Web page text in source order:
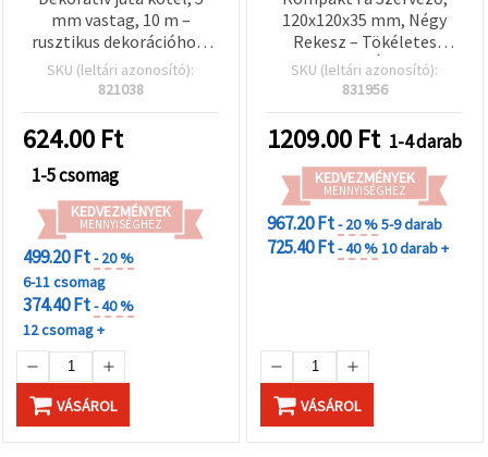
mm vastag, 10 m –
rusztikus dekorációhoz,
kreatív hobbi kézműves
projektekhez és DIY
SKU (leltári azonosító):
821038
624.00 Ft
1-5 csomag
KEDVEZMÉNYEK
MENNYISÉGHEZ
499.20 Ft- 20 %
6-11 csomag
374.40 Ft- 40 %
12 csomag +
VÁSÁROL
120x120x35 mm, Négy
Rekesz – Tökéletes
Tároláshoz, Íróasztali
Rendezéshez és
SKU (leltári azonosító):
831956
1209.00 Ft 1-4 darab
KEDVEZMÉNYEK
MENNYISÉGHEZ
967.20 Ft- 20 %5-9 darab
725.40 Ft- 40 %10 darab +
VÁSÁROL